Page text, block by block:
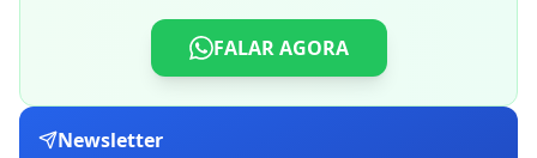
FALAR AGORA
Newsletter